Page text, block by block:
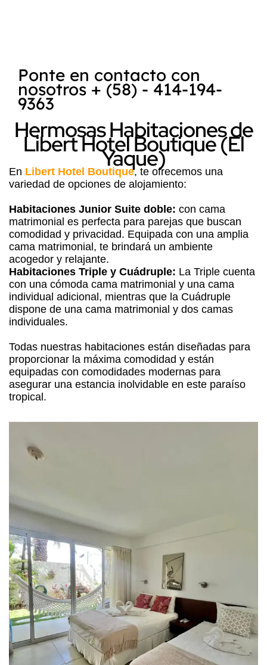
Ponte en contacto con
nosotros + (58) - 414-194-
9363
Hermosas Habitaciones de
Libert Hotel Boutique (El
Yaque)
En Libert Hotel Boutique, te ofrecemos una
variedad de opciones de alojamiento:
Habitaciones Junior Suite doble: con cama
matrimonial es perfecta para parejas que buscan
comodidad y privacidad. Equipada con una amplia
cama matrimonial, te brindará un ambiente
acogedor y relajante.
Habitaciones Triple y Cuádruple: La Triple cuenta
con una cómoda cama matrimonial y una cama
individual adicional, mientras que la Cuádruple
dispone de una cama matrimonial y dos camas
individuales.
Todas nuestras habitaciones están diseñadas para
proporcionar la máxima comodidad y están
equipadas con comodidades modernas para
asegurar una estancia inolvidable en este paraíso
tropical.